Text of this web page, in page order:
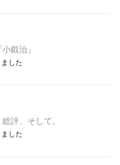
鍛治』
した
評、そして。
した